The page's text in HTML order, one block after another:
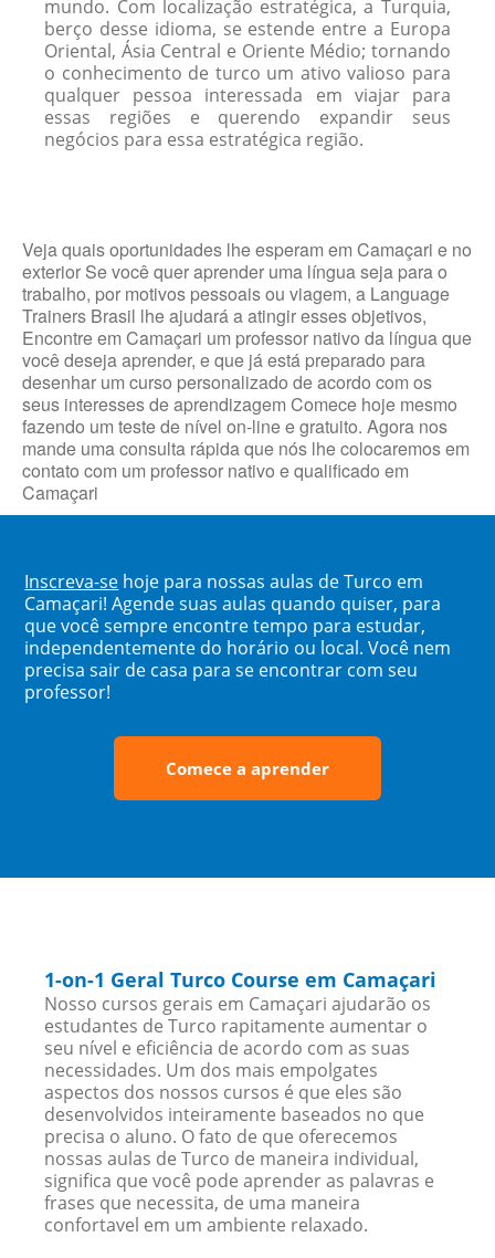
mundo. Com localização estratégica, a Turquia,
berço desse idioma, se estende entre a Europa
Oriental, Ásia Central e Oriente Médio; tornando
o conhecimento de turco um ativo valioso para
qualquer pessoa interessada em viajar para
essas regiões e querendo expandir seus
negócios para essa estratégica região.
Veja quais oportunidades lhe esperam em Camaçari e no
exterior Se você quer aprender uma língua seja para o
trabalho, por motivos pessoais ou viagem, a Language
Trainers Brasil lhe ajudará a atingir esses objetivos,
Encontre em Camaçari um professor nativo da língua que
você deseja aprender, e que já está preparado para
desenhar um curso personalizado de acordo com os
seus interesses de aprendizagem Comece hoje mesmo
fazendo um teste de nível on-line e gratuito. Agora nos
mande uma consulta rápida que nós lhe colocaremos em
contato com um professor nativo e qualificado em
Camaçari
Inscreva-se hoje para nossas aulas de Turco em
Camaçari! Agende suas aulas quando quiser, para
que você sempre encontre tempo para estudar,
independentemente do horário ou local. Você nem
precisa sair de casa para se encontrar com seu
professor!
Comece a aprender
1-on-1 Geral Turco Course em Camaçari
Nosso cursos gerais em Camaçari ajudarão os
estudantes de Turco rapitamente aumentar o
seu nível e eficiência de acordo com as suas
necessidades. Um dos mais empolgates
aspectos dos nossos cursos é que eles são
desenvolvidos inteiramente baseados no que
precisa o aluno. O fato de que oferecemos
nossas aulas de Turco de maneira individual,
significa que você pode aprender as palavras e
frases que necessita, de uma maneira
confortavel em um ambiente relaxado.